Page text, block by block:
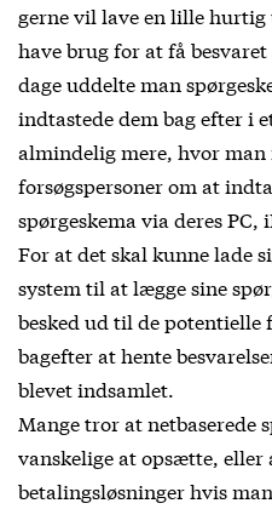
gerne vil lave en lille hurtig
have brug for at få
dage uddelte man
indtastede dem bag efter i
almindelig mere, hvor man
forsøgspersoner om at
spørgeskema via deres
For at det skal kunne lade
system til at lægge sine
besked ud til de potentielle
bagefter at hente
blevet indsamlet.
Mange tror at netbaserede
vanskelige at opsætte,
betalingsløsninger hvis